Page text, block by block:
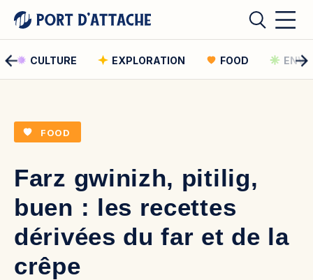
CULTURE EXPLORATION FOOD
Comment pouvons-nous vous aider ?
FOOD
Farz gwinizh, pitilig,
buen : les recettes
dérivées du far et de la
crêpe